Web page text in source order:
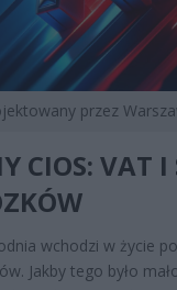
przez
CIOS: VAT
wchodzi w życie
Jakby tego było